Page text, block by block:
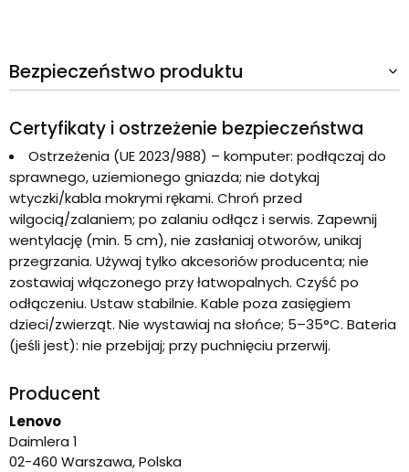
Bezpieczeństwo produktu
Certyfikaty i ostrzeżenie bezpieczeństwa
Ostrzeżenia (UE 2023/988) – komputer: podłączaj do
sprawnego, uziemionego gniazda; nie dotykaj
wtyczki/kabla mokrymi rękami. Chroń przed
wilgocią/zalaniem; po zalaniu odłącz i serwis. Zapewnij
wentylację (min. 5 cm), nie zasłaniaj otworów, unikaj
przegrzania. Używaj tylko akcesoriów producenta; nie
zostawiaj włączonego przy łatwopalnych. Czyść po
odłączeniu. Ustaw stabilnie. Kable poza zasięgiem
dzieci/zwierząt. Nie wystawiaj na słońce; 5–35°C. Bateria
(jeśli jest): nie przebijaj; przy puchnięciu przerwij.
Producent
Lenovo
Daimlera 1
02-460 Warszawa, Polska